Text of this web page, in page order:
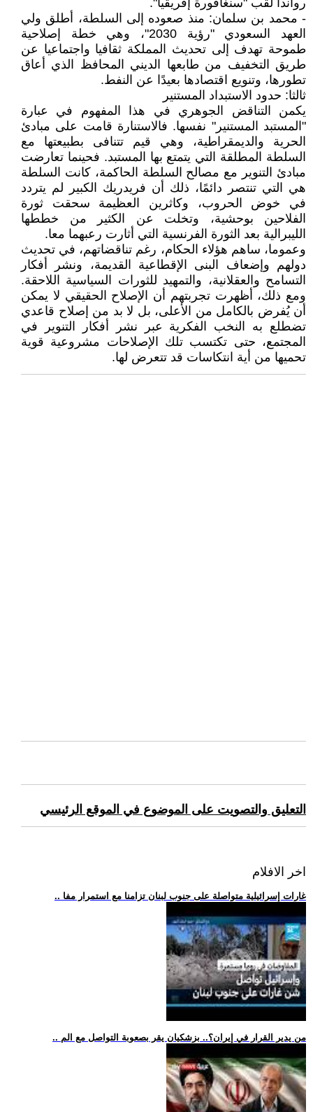
رواندا لقب "سنغافورة إفريقيا".
- محمد بن سلمان: منذ صعوده إلى السلطة، أطلق ولي
العهد السعودي "رؤية 2030"، وهي خطة إصلاحية
طموحة تهدف إلى تحديث المملكة ثقافيا واجتماعيا عن
طريق التخفيف من طابعها الديني المحافظ الذي أعاق
تطورها، وتنويع اقتصادها بعيدًا عن النفط.
ثالثا: حدود الاستبداد المستنير
يكمن التناقض الجوهري في هذا المفهوم في عبارة
"المستبد المستنير" نفسها. فالاستنارة قامت على مبادئ
الحرية والديمقراطية، وهي قيم تتنافى بطبيعتها مع
السلطة المطلقة التي يتمتع بها المستبد. فحينما تعارضت
مبادئ التنوير مع مصالح السلطة الحاكمة، كانت السلطة
هي التي تنتصر دائمًا، ذلك أن فريدريك الكبير لم يتردد
في خوض الحروب، وكاثرين العظيمة سحقت ثورة
الفلاحين بوحشية، وتخلت عن الكثير من خططها
الليبرالية بعد الثورة الفرنسية التي أثارت رعبهما معا.
وعموما، ساهم هؤلاء الحكام، رغم تناقضاتهم، في تحديث
دولهم وإضعاف البنى الإقطاعية القديمة، ونشر أفكار
التسامح والعقلانية، والتمهيد للثورات السياسية اللاحقة.
ومع ذلك، أظهرت تجربتهم أن الإصلاح الحقيقي لا يمكن
أن يُفرض بالكامل من الأعلى، بل لا بد من إصلاح قاعدي
تضطلع به النخب الفكرية عبر نشر أفكار التنوير في
المجتمع، حتى تكتسب تلك الإصلاحات مشروعية قوية
تحميها من أية انتكاسات قد تتعرض لها.
التعليق والتصويت على الموضوع في الموقع الرئيسي
اخر الافلام
.. غارات إسرائيلية متواصلة على جنوب لبنان تزامنا مع استمرار مفا
.. من يدير القرار في إيران؟.. بزشكيان يقر بصعوبة التواصل مع الم